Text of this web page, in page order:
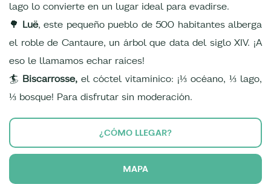
lago lo convierte en un lugar ideal para evadirse.
🌳 Luë, este pequeño pueblo de 500 habitantes alberga
el roble de Cantaure, un árbol que data del siglo XIV. ¡A
eso le llamamos echar raíces!
🏄 Biscarrosse, el cóctel vitamínico: ¡⅓ océano, ⅓ lago,
⅓ bosque! Para disfrutar sin moderación.
¿CÓMO LLEGAR?
MAPA